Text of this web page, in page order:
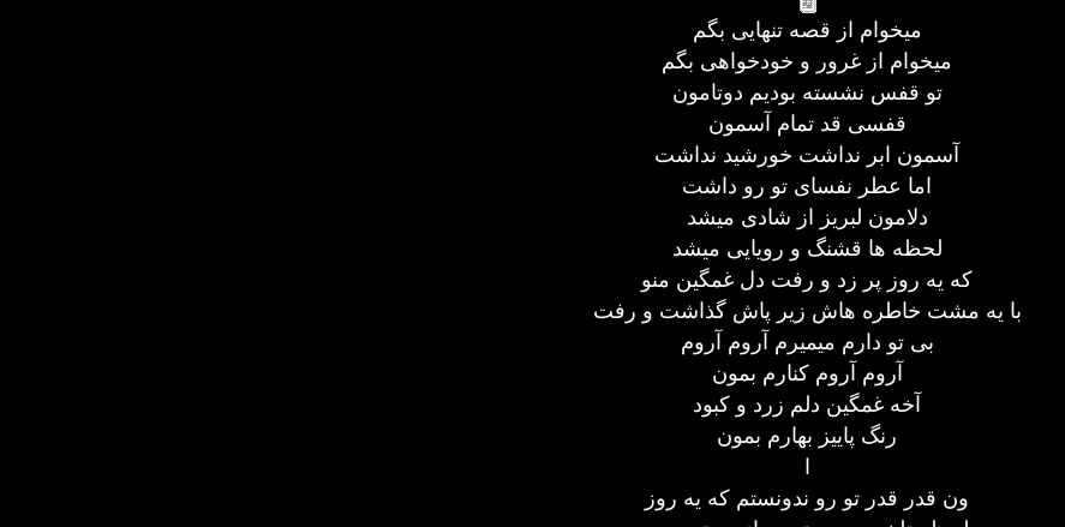
میخوام از قصه تنهایی بگم
میخوام از غرور و خودخواهی بگم
تو قفس نشسته بودیم دوتامون
قفسی قد تمام آسمون
آسمون ابر نداشت خورشید نداشت
اما عطر نفسای تو رو داشت
دلامون لبریز از شادی میشد
لحظه ها قشنگ و رویایی میشد
که یه روز پر زد و رفت دل غمگین منو
با یه مشت خاطره هاش زیر پاش گذاشت و رفت
بی تو دارم میمیرم آروم آروم
آروم آروم کنارم بمون
آخه غمگین دلم زرد و کبود
رنگ پاییز بهارم بمون
ا
ون قدر قدر تو رو ندونستم که یه روز